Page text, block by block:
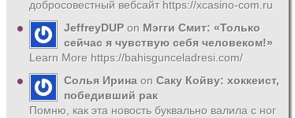
добросовестный вебсайт https://xcasino-com.ru
JeffreyDUPon Мэгги Смит: «Только
сейчас я чувствую себя человеком!»
Learn More https://bahisgunceladresi.com/
Солья Иринаon Саку Койву: хоккеист,
победивший рак
Помню, как эта новость буквально валила с ног